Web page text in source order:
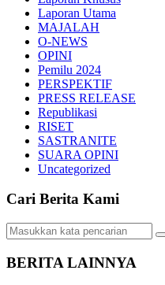
Laporan Utama
MAJALAH
O-NEWS
OPINI
Pemilu 2024
PERSPEKTIF
PRESS RELEASE
Republikasi
RISET
SASTRANITE
SUARA OPINI
Uncategorized
Cari Berita Kami
BERITA LAINNYA